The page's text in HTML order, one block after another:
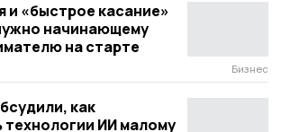
и «быстрое касание»
начинающему
на старте
Бизнес
как
технологии ИИ малому